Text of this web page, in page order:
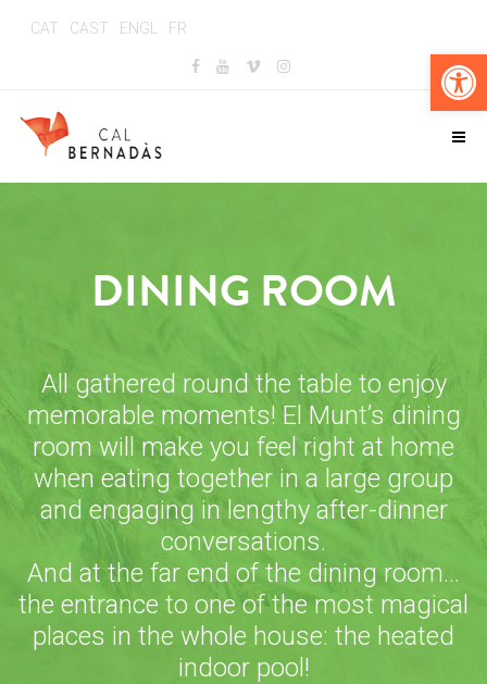
CAT CAST ENGL FR
DINING ROOM
All gathered round the table to enjoy
memorable moments! El Munt’s dining
room will make you feel right at home
when eating together in a large group
and engaging in lengthy after-dinner
conversations.
And at the far end of the dining room…
the entrance to one of the most magical
places in the whole house: the heated
indoor pool!